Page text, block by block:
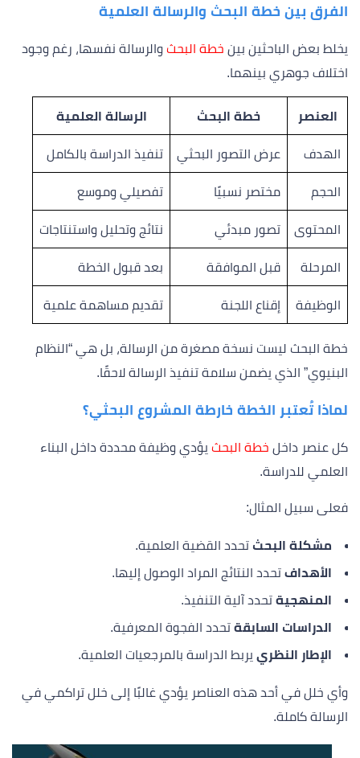
الفرق بين خطة البحث والرسالة العلمية
يخلط بعض الباحثين بين خطة البحث والرسالة نفسها، رغم وجود
اختلاف جوهري بينهما.
العنصر خطة البحث الرسالة العلمية
الهدف عرض التصور البحثي تنفيذ الدراسة بالكامل
الحجم مختصر نسبيًا تفصيلي وموسع
المحتوى تصور مبدئي نتائج وتحليل واستنتاجات
المرحلة قبل الموافقة بعد قبول الخطة
الوظيفة إقناع اللجنة تقديم مساهمة علمية
خطة البحث ليست نسخة مصغرة من الرسالة، بل هي “النظام
البنيوي” الذي يضمن سلامة تنفيذ الرسالة لاحقًا.
لماذا تُعتبر الخطة خارطة المشروع البحثي؟
كل عنصر داخل خطة البحث يؤدي وظيفة محددة داخل البناء
العلمي للدراسة.
فعلى سبيل المثال:
مشكلة البحث تحدد القضية العلمية.
الأهداف تحدد النتائج المراد الوصول إليها.
المنهجية تحدد آلية التنفيذ.
الدراسات السابقة تحدد الفجوة المعرفية.
الإطار النظري يربط الدراسة بالمرجعيات العلمية.
وأي خلل في أحد هذه العناصر يؤدي غالبًا إلى خلل تراكمي في
الرسالة كاملة.